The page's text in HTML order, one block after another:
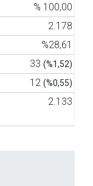
% 100,00
2.178
%28,61
33 (%1,52)
12 (%0,55)
2.133